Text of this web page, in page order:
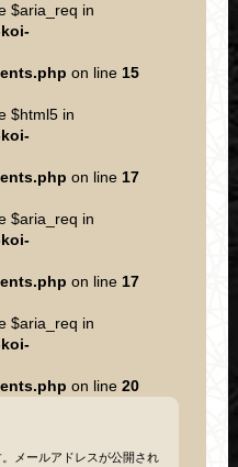
$aria_req in
on line 15
$html5 in
on line 17
$aria_req in
on line 17
$aria_req in
on line 20
メールアドレスが公開され